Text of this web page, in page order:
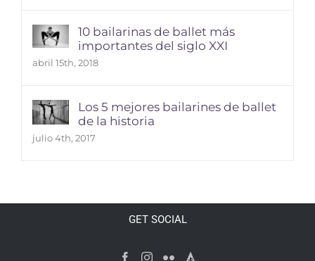
10 bailarinas de ballet más
importantes del siglo XXI
abril 15th, 2018
Los 5 mejores bailarines de ballet
de la historia
julio 4th, 2017
GET SOCIAL